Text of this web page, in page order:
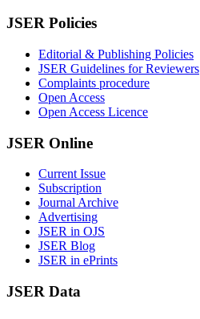
JSER Policies
Editorial & Publishing Policies
JSER Guidelines for Reviewers
Complaints procedure
Open Access
Open Access Licence
JSER Online
Current Issue
Subscription
Journal Archive
Advertising
JSER in OJS
JSER Blog
JSER in ePrints
JSER Data